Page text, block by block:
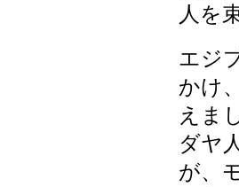
人を
エジ
かけ
えま
ダヤ
が、